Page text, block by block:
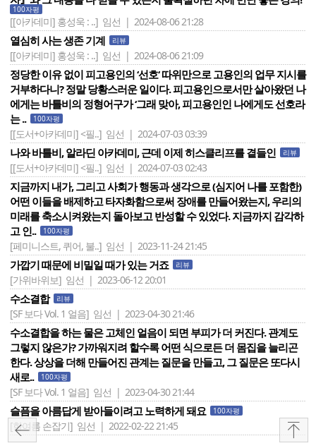
100자평
[[아카데미] 홍성욱 : ..] 임선 | 2024-08-06 21:28
열심히 사는 생존 기계 리뷰
[[아카데미] 홍성욱 : ..] 임선 | 2024-08-06 21:09
정당한 이유 없이 피고용인의 ‘선호‘ 따위만으로 고용인의 업무 지시를
거부하다니? 정말 당황스러운 일이다. 피고용인으로서만 살아왔던 나
에게는 바틀비의 정형어구가 ‘그래 맞아, 피고용인인 나에게도 선호라
는 ..
100자평
[[도서+아카데미] <필..] 임선 | 2024-07-03 03:39
나와 바틀비, 알라딘 아카데미, 근데 이제 히스클리프를 곁들인 리뷰
[[도서+아카데미] <필..] 임선 | 2024-07-03 02:43
지금까지 내가, 그리고 사회가 행동과 생각으로 (심지어 나를 포함한)
어떤 이들을 배제하고 타자화함으로써 장애를 만들어왔는지, 우리의
미래를 축소시켜왔는지 돌아보고 반성할 수 있었다. 지금까지 감각하
고 인..
100자평
[페미니스트, 퀴어, 불..] 임선 | 2023-11-24 21:45
가깝기 때문에 비밀일 때가 있는 거죠 리뷰
[가위바위보] 임선 | 2023-06-12 20:01
수소결합 리뷰
[SF 보다 Vol. 1 얼음] 임선 | 2023-04-30 21:46
수소결합을 하는 물은 고체인 얼음이 되면 부피가 더 커진다. 관계도
그렇지 않은가? 가까워지려 할수록 어떤 식으로든 더 몸집을 늘리곤
한다. 상상을 더해 만들어진 관계는 질문을 만들고, 그 질문은 또다시
새로..
100자평
[SF 보다 Vol. 1 얼음] 임선 | 2023-04-30 21:44
슬픔을 아름답게 받아들이려고 노력하게 돼요 100자평
[한여름 손잡기] 임선 | 2022-02-22 21:45